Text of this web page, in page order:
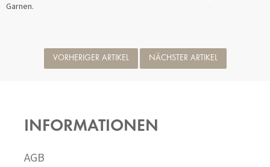
Garnen.
VORHERIGER ARTIKEL NÄCHSTER ARTIKEL
INFORMATIONEN
AGB